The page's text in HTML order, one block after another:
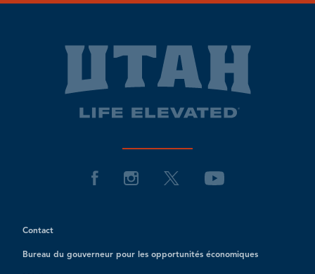
Contact
Bureau du gouverneur pour les opportunités économiques